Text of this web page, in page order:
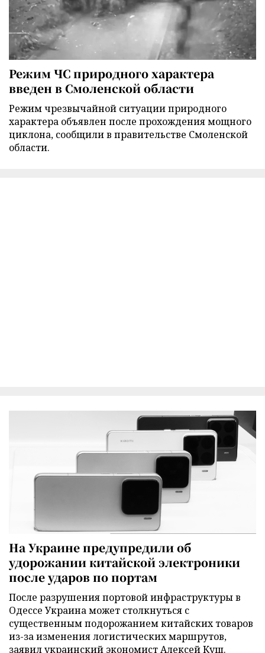
Режим ЧС природного характера
введен в Смоленской области
Режим чрезвычайной ситуации природного
характера объявлен после прохождения мощного
циклона, сообщили в правительстве Смоленской
области.
На Украине предупредили об
удорожании китайской электроники
после ударов по портам
После разрушения портовой инфраструктуры в
Одессе Украина может столкнуться с
существенным подорожанием китайских товаров
из-за изменения логистических маршрутов,
заявил украинский экономист Алексей Кущ.